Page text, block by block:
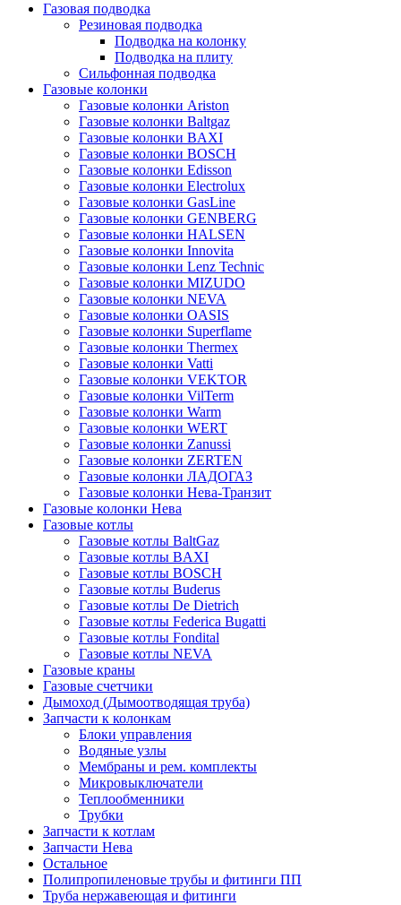
Газовая подводка
Резиновая подводка
Подводка на колонку
Подводка на плиту
Сильфонная подводка
Газовые колонки
Газовые колонки Ariston
Газовые колонки Baltgaz
Газовые колонки BAXI
Газовые колонки BOSCH
Газовые колонки Edisson
Газовые колонки Electrolux
Газовые колонки GasLine
Газовые колонки GENBERG
Газовые колонки HALSEN
Газовые колонки Innovita
Газовые колонки Lenz Technic
Газовые колонки MIZUDO
Газовые колонки NEVA
Газовые колонки OASIS
Газовые колонки Superflame
Газовые колонки Thermex
Газовые колонки Vatti
Газовые колонки VEKTOR
Газовые колонки VilTerm
Газовые колонки Warm
Газовые колонки WERT
Газовые колонки Zanussi
Газовые колонки ZERTEN
Газовые колонки ЛАДОГАЗ
Газовые колонки Нева-Транзит
Газовые колонки Нева
Газовые котлы
Газовые котлы BaltGaz
Газовые котлы BAXI
Газовые котлы BOSCH
Газовые котлы Buderus
Газовые котлы De Dietrich
Газовые котлы Federica Bugatti
Газовые котлы Fondital
Газовые котлы NEVA
Газовые краны
Газовые счетчики
Дымоход (Дымоотводящая труба)
Запчасти к колонкам
Блоки управления
Водяные узлы
Мембраны и рем. комплекты
Микровыключатели
Теплообменники
Трубки
Запчасти к котлам
Запчасти Нева
Остальное
Полипропиленовые трубы и фитинги ПП
Труба нержавеющая и фитинги